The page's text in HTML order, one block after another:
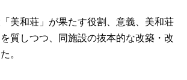
美和荘」が果たす役割、意義、美和荘
質しつつ、同施設の抜本的な改築・改
。